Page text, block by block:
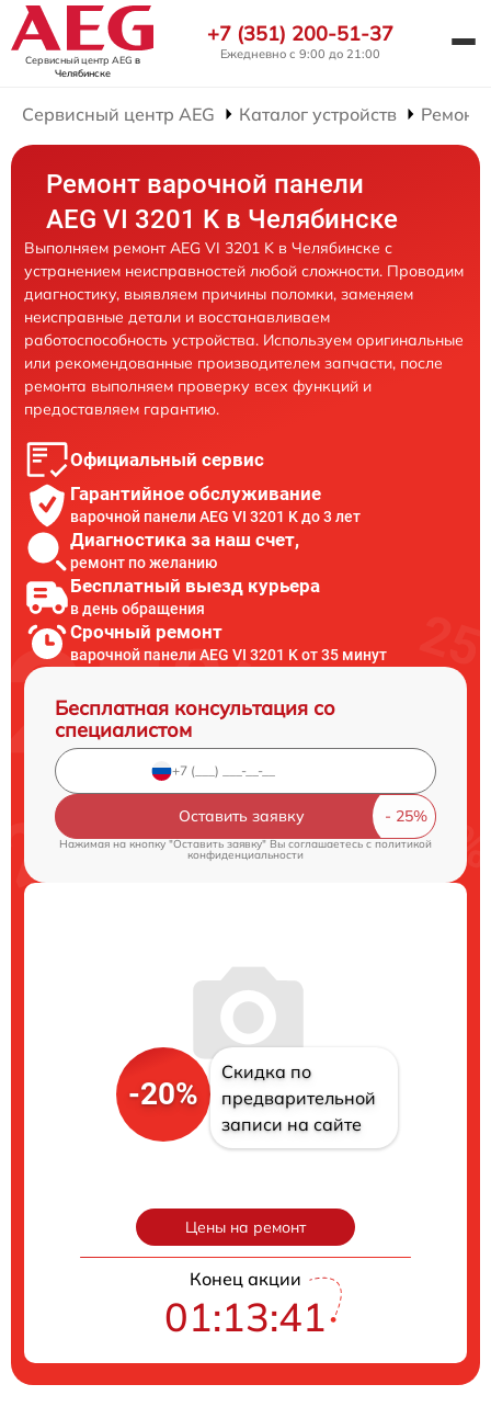
Сервисный центр AEG в
Челябинске
+7 (351) 200-51-37
Ежедневно с 9:00 до 21:00
Сервисный центр AEG Каталог устройств Ремонт
Ремонт варочной панели
AEG VI 3201 K в Челябинске
Выполняем ремонт AEG VI 3201 K в Челябинске с
устранением неисправностей любой сложности. Проводим
диагностику, выявляем причины поломки, заменяем
неисправные детали и восстанавливаем
работоспособность устройства. Используем оригинальные
или рекомендованные производителем запчасти, после
ремонта выполняем проверку всех функций и
предоставляем гарантию.
Официальный сервис
Гарантийное обслуживание
варочной панели AEG VI 3201 K до 3 лет
Диагностика за наш счет,
ремонт по желанию
Бесплатный выезд курьера
в день обращения
Срочный ремонт
варочной панели AEG VI 3201 K от 35 минут
Бесплатная консультация со
специалистом
Оставить заявку
Нажимая на кнопку "Оставить заявку" Вы соглашаетесь cполитикой
конфиденциальности
-20%
Скидка по
предварительной
записи на сайте
Цены на ремонт
Конец акции
01:13:40